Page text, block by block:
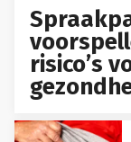
risico’s